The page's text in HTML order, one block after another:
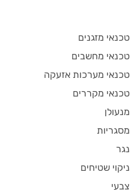
טכנאי מזגנים
טכנאי מחשבים
טכנאי מערכות אזעקה
טכנאי מקררים
מנעולן
מסגריות
נגר
ניקוי שטיחים
צבעי